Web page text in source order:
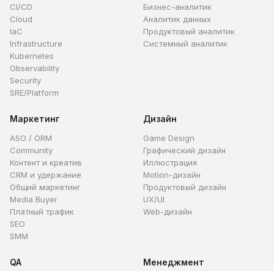
CI/CD
Cloud
IaC
Infrastructure
Kubernetes
Observability
Security
SRE/Platform
Бизнес-аналитик
Аналитик данных
Продуктовый аналитик
Системный аналитик
Маркетинг
ASO / ORM
Community
Контент и креатив
CRM и удержание
Общий маркетинг
Media Buyer
Платный трафик
SEO
SMM
Дизайн
Game Design
Графический дизайн
Иллюстрация
Motion-дизайн
Продуктовый дизайн
UX/UI
Web-дизайн
QA Менеджмент